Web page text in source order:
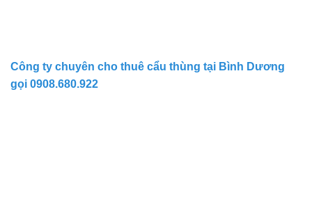
Công ty chuyên cho thuê cẩu thùng tại Bình Dương
gọi 0908.680.922